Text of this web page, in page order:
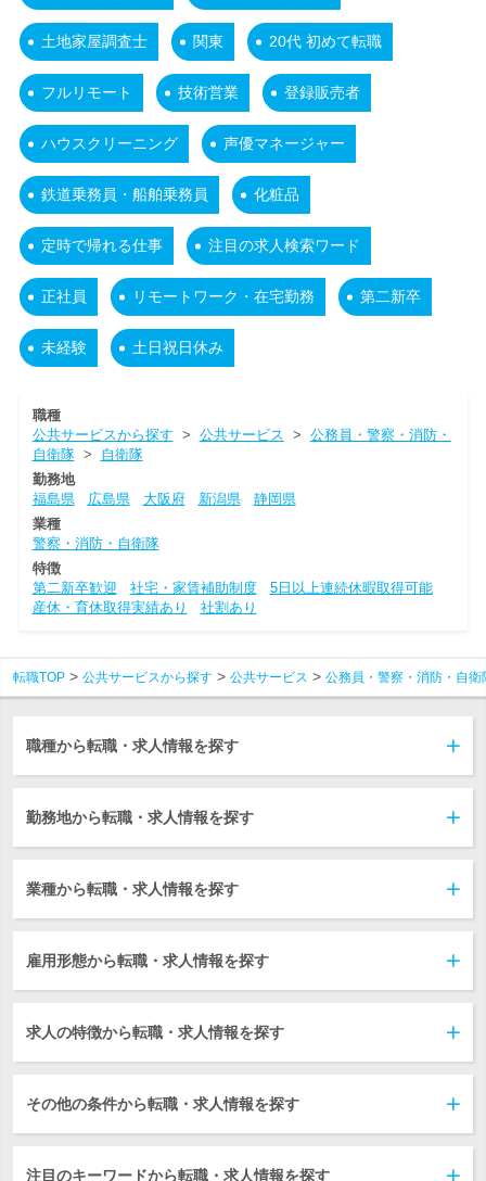
土地家屋調査士 関東 20代 初めて転職
フルリモート 技術営業 登録販売者
ハウスクリーニング 声優マネージャー
鉄道乗務員・船舶乗務員 化粧品
定時で帰れる仕事 注目の求人検索ワード
正社員 リモートワーク・在宅勤務 第二新卒
未経験 土日祝日休み
職種
公共サービスから探す > 公共サービス > 公務員・警察・消防・
自衛隊> 自衛隊
勤務地
福島県
広島県 大阪府 新潟県
静岡県
業種
警察・消防・自衛隊
特徴
第二新卒歓迎
社宅・家賃補助制度
5日以上連続休暇取得可能
産休・育休取得実績あり
社割あり
転職TOP 公共サービスから探す 公共サービス 公務員・警察・消防・自衛
職種から転職・求人情報を探す
勤務地から転職・求人情報を探す
業種から転職・求人情報を探す
雇用形態から転職・求人情報を探す
求人の特徴から転職・求人情報を探す
その他の条件から転職・求人情報を探す
注目のキーワードから転職・求人情報を探す